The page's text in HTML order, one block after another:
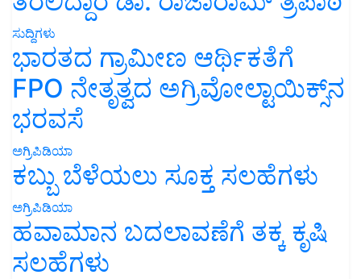
ಸುದ್ದಿಗಳು
ಭಾರತದ ಗ್ರಾಮೀಣ ಆರ್ಥಿಕತೆಗೆ
FPO ನೇತೃತ್ವದ ಅಗ್ರಿವೋಲ್ಟಾಯಿಕ್ಸ್‌ನ
ಭರವಸೆ
ಅಗ್ರಿಪಿಡಿಯಾ
ಕಬ್ಬು ಬೆಳೆಯಲು ಸೂಕ್ತ ಸಲಹೆಗಳು
ಅಗ್ರಿಪಿಡಿಯಾ
ಹವಾಮಾನ ಬದಲಾವಣೆಗೆ ತಕ್ಕ ಕೃಷಿ
ಸಲಹೆಗಳು